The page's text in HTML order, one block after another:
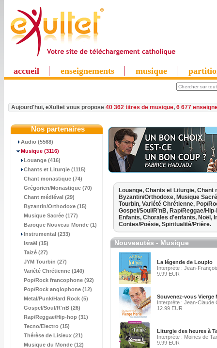
accueil enseignements musique
Aujourd'hui, eXultet vous propose 40 362 titres de musique, 6 677
Nos partenaires
Audio (5568)
Musique (3116)
Louange (416)
Chants et Liturgie (1115)
Chant monastique (74)
Grégorien/Monastique (70)
Chant médiéval (29)
Byzantin/Orthodoxe (15)
Musique Sacrée (177)
Baroque Nouveau Monde (1)
Instrumental (233)
Israël (15)
Taizé (27)
JYM Tourbin (27)
Variété Chrétienne (140)
Pop/Rock francophone (92)
Pop/Rock anglophone (12)
Metal/Punk/Hard Rock (5)
Gospel/Soul/R'nB (26)
Rap/Reggae/Hip-hop (31)
Tecno/Electro (15)
Thérèse de Lisieux (21)
Musique du Monde (12)
Louange, Chants et Liturgie, Chant
Byzantin/Orthodoxe, Musique
Tourbin, Variété Chrétienne, Pop/
Gospel/Soul/R'nB, Rap/Reggae/
Enfants, Chorales d'enfants, Noël,
Contes/Poésie, Spiritualité/Prière.
Nouveautés - Musique
La légende de Loupio
Interprète : Jean-
9.99 EUR
Souvenez-vous Vierge
Interprète : Jean-Claude
12.99 EUR
Liturgie des heures à
Interprète : Moines de
9.99 EUR